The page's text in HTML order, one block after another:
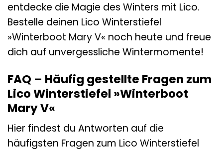
entdecke die Magie des Winters mit Lico.
Bestelle deinen Lico Winterstiefel
»Winterboot Mary V« noch heute und freue
dich auf unvergessliche Wintermomente!
FAQ – Häufig gestellte Fragen zum
Lico Winterstiefel »Winterboot
Mary V«
Hier findest du Antworten auf die
häufigsten Fragen zum Lico Winterstiefel